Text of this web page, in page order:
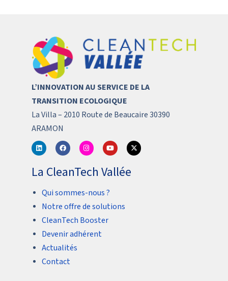
L’INNOVATION AU SERVICE DE LA
TRANSITION ECOLOGIQUE
La Villa – 2010 Route de Beaucaire 30390
ARAMON
La CleanTech Vallée
Qui sommes-nous ?
Notre offre de solutions
CleanTech Booster
Devenir adhérent
Actualités
Contact